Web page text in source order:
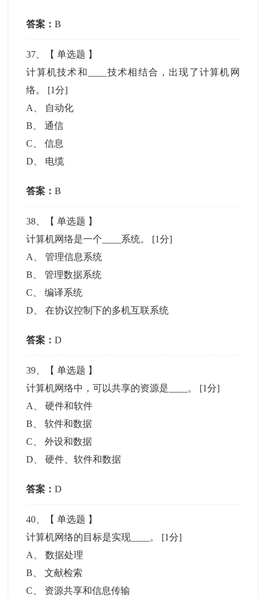
答案：B
37 、【单选题 】
计算机技术和____技术相结合，出现了计算机网
络。 [1分]
A
自动化
B 、通信
C 、信息
D
电缆
答案：B
38 、【单选题 】
计算机网络是一个____系统。 [1分]
A
、管理信息系统
B 、管理数据系统
C 、编译系统
D 、在协议控制下的多机互联系统
答案：D
39 、【单选题 】
计算机网络中，可以共享的资源是____。 [1分]
A
、硬件和软件
B 、软件和数据
C 、外设和数据
D 、硬件、软件和数据
答案：D
40 、【单选题 】
计算机网络的目标是实现____。 [1分]
A
、数据处理
B 、文献检索
C
资源共享和信息传输